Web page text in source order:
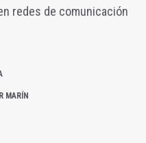
redes de comunicación
MARÍN